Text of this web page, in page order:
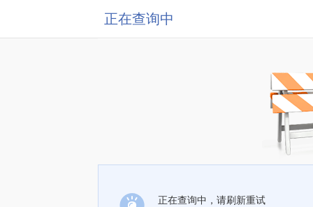
正在查询中
正在查询中，请刷新重试